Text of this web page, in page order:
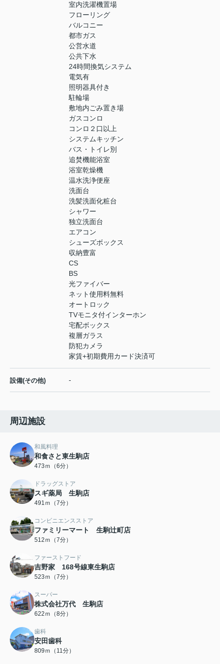
室内洗濯機置場
フローリング
バルコニー
都市ガス
公営水道
公共下水
24時間換気システム
電気有
照明器具付き
駐輪場
敷地内ごみ置き場
ガスコンロ
コンロ２口以上
システムキッチン
バス・トイレ別
追焚機能浴室
浴室乾燥機
温水洗浄便座
洗面台
洗髪洗面化粧台
シャワー
独立洗面台
エアコン
シューズボックス
収納豊富
CS
BS
光ファイバー
ネット使用料無料
オートロック
TVモニタ付インターホン
宅配ボックス
複層ガラス
防犯カメラ
家賃+初期費用カード決済可
設備(その他) -
周辺施設
和風料理
和食さと東生駒店
473ｍ（6分）
ドラッグストア
スギ薬局 生駒店
491ｍ（7分）
コンビニエンスストア
ファミリーマート 生駒辻町店
512ｍ（7分）
ファーストフード
吉野家 168号線東生駒店
523ｍ（7分）
スーパー
株式会社万代 生駒店
622ｍ（8分）
歯科
安田歯科
809ｍ（11分）